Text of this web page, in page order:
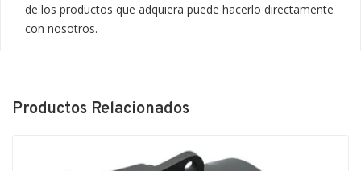
de los productos que adquiera puede hacerlo directamente
con nosotros.
Productos Relacionados